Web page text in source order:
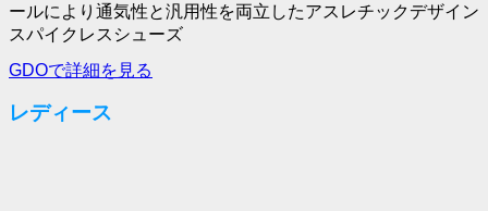
ールにより通気性と汎用性を両立したアスレチックデザイン
スパイクレスシューズ
GDOで詳細を見る
レディース